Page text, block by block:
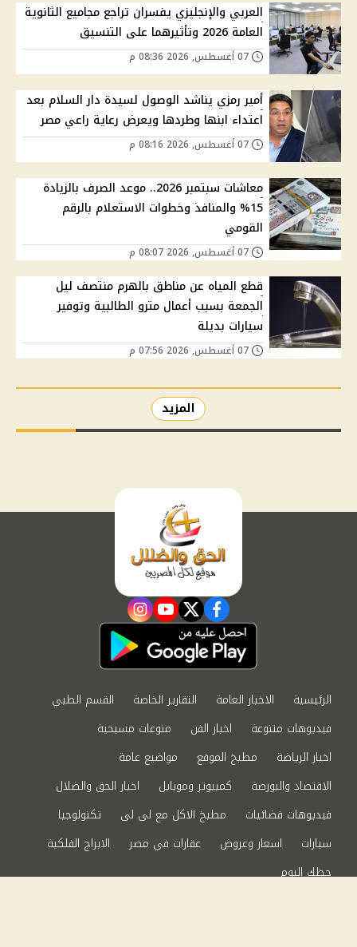
العربي والإنجليزي يفسران تراجع مجاميع الثانوية
العامة 2026 وتأثيرهما على التنسيق
أمير رمزي يناشد الوصول لسيدة دار السلام بعد
اعتداء ابنها وطردها ويعرض رعاية راعي مصر
معاشات سبتمبر 2026.. موعد الصرف بالزيادة
15% والمنافذ وخطوات الاستعلام بالرقم
القومي
قطع المياه عن مناطق بالهرم منتصف ليل
الجمعة بسبب أعمال مترو الطالبية وتوفير
سيارات بديلة
المزيد
facebook
twitter
youtube
instagram
الرئيسية الاخبار العامة التقارير الخاصة
القسم الطبي
فيديوهات متنوعة
اخبار الفن
منوعات مسيحية
اخبار الرياضة
مطبخ الموقع
مواضيع عامة
الاقتصاد والبورصة
كمبيوتر وموبايل
اخبار الحق والضلال
فيديوهات فضائيات
مطبخ الاكل مع لى لى
تكنولوجيا
سيارات
اسعار وعروض عقارات في مصر
الابراج الفلكية
حظك اليوم